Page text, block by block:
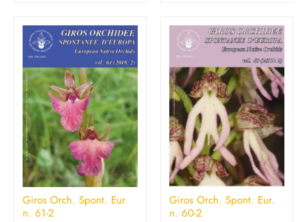
Giros Orch. Spont. Eur.
n. 61-2
Giros Orch. Spont. Eur.
n. 60-2